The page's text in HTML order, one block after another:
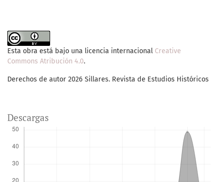
Esta obra está bajo una licencia internacional Creative
Commons Atribución 4.0.
Derechos de autor 2026 Sillares. Revista de Estudios Históricos
Descargas